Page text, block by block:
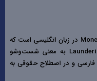
پول‌شویی ترجمه اصطلاح Money Laundering در زبان انگلیسی است که
از دو واژه Money به معنی پول و Laundering به معنی شست‌وشو
و در اصطلاح حقوقی به